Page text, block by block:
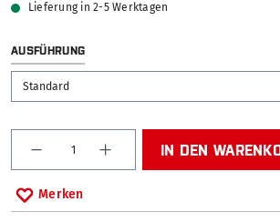
Lieferung in 2-5 Werktagen
AUSFÜHRUNGAUSWÄHLEN
Produkt Anzahl: Gib den
IN DEN
Merken